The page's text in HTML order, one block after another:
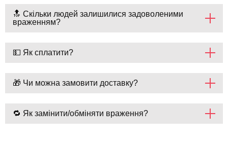
🔝 Скільки людей залишилися задоволеними
враженням?
💵 Як сплатити?
🎁 Чи можна замовити доставку?
🔁 Як замінити/обміняти враження?